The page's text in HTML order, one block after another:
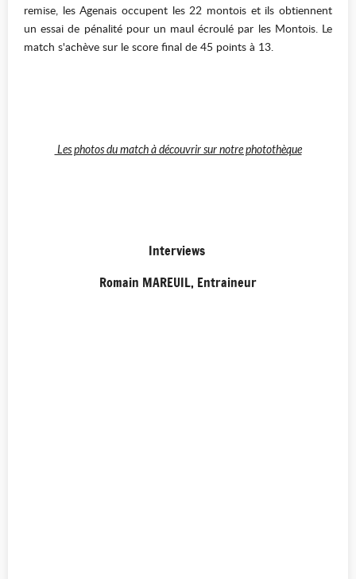
remise, les Agenais occupent les 22 montois et ils obtiennent
un essai de pénalité pour un maul écroulé par les Montois. Le
match s'achève sur le score final de 45 points à 13.
Les photos du match à découvrir sur notre photothèque
Interviews
Romain MAREUIL, Entraineur